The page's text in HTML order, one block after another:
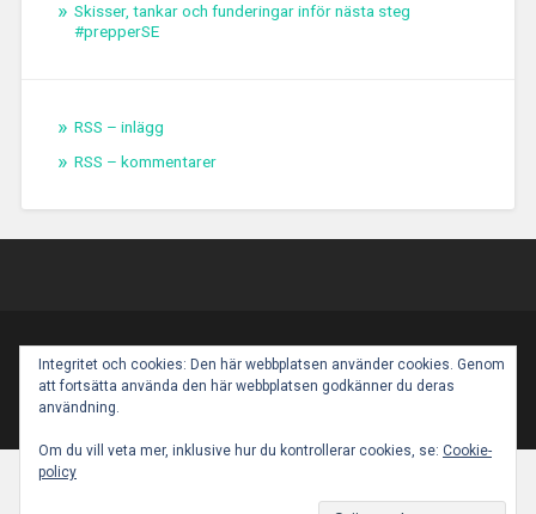
Skisser, tankar och funderingar inför nästa steg
#prepperSE
RSS – inlägg
RSS – kommentarer
PROUDLY POWERED BY WORDPRESS |THEME:
BASKERVILLE 2 BYANDERS NOREN.
UP ↑
Integritet och cookies: Den här webbplatsen använder cookies. Genom
att fortsätta använda den här webbplatsen godkänner du deras
användning.
Om du vill veta mer, inklusive hur du kontrollerar cookies, se: Cookie-
policy